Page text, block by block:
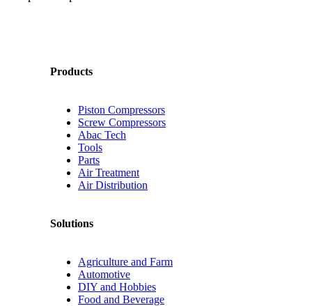
Products
Piston Compressors
Screw Compressors
Abac Tech
Tools
Parts
Air Treatment
Air Distribution
Solutions
Agriculture and Farm
Automotive
DIY and Hobbies
Food and Beverage